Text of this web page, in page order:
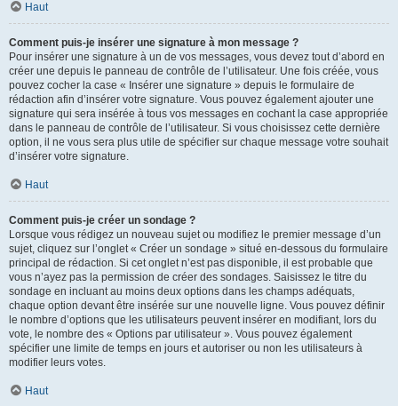
Haut
Comment puis-je insérer une signature à mon message ?
Pour insérer une signature à un de vos messages, vous devez tout d’abord en
créer une depuis le panneau de contrôle de l’utilisateur. Une fois créée, vous
pouvez cocher la case « Insérer une signature » depuis le formulaire de
rédaction afin d’insérer votre signature. Vous pouvez également ajouter une
signature qui sera insérée à tous vos messages en cochant la case appropriée
dans le panneau de contrôle de l’utilisateur. Si vous choisissez cette dernière
option, il ne vous sera plus utile de spécifier sur chaque message votre souhait
d’insérer votre signature.
Haut
Comment puis-je créer un sondage ?
Lorsque vous rédigez un nouveau sujet ou modifiez le premier message d’un
sujet, cliquez sur l’onglet « Créer un sondage » situé en-dessous du formulaire
principal de rédaction. Si cet onglet n’est pas disponible, il est probable que
vous n’ayez pas la permission de créer des sondages. Saisissez le titre du
sondage en incluant au moins deux options dans les champs adéquats,
chaque option devant être insérée sur une nouvelle ligne. Vous pouvez définir
le nombre d’options que les utilisateurs peuvent insérer en modifiant, lors du
vote, le nombre des « Options par utilisateur ». Vous pouvez également
spécifier une limite de temps en jours et autoriser ou non les utilisateurs à
modifier leurs votes.
Haut